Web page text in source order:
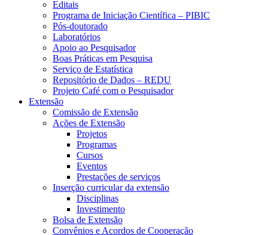
Editais
Programa de Iniciação Científica – PIBIC
Pós-doutorado
Laboratórios
Apoio ao Pesquisador
Boas Práticas em Pesquisa
Serviço de Estatística
Repositório de Dados – REDU
Projeto Café com o Pesquisador
Extensão
Comissão de Extensão
Ações de Extensão
Projetos
Programas
Cursos
Eventos
Prestações de serviços
Inserção curricular da extensão
Disciplinas
Investimento
Bolsa de Extensão
Convênios e Acordos de Cooperação